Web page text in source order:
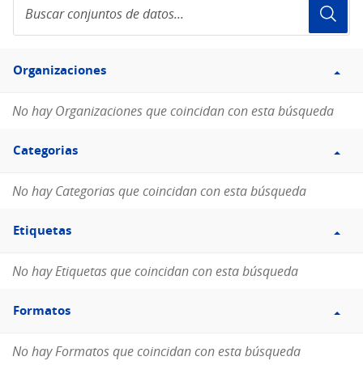
conjuntos
de
Filtro
Organizaciones
Organizaciones
No hay Organizaciones que coincidan con esta búsqueda
Filtro
Categorias
Categorias
No hay Categorias que coincidan con esta búsqueda
Filtro
Etiquetas
Etiquetas
No hay Etiquetas que coincidan con esta búsqueda
Filtro
Formatos
Formatos
No hay Formatos que coincidan con esta búsqueda